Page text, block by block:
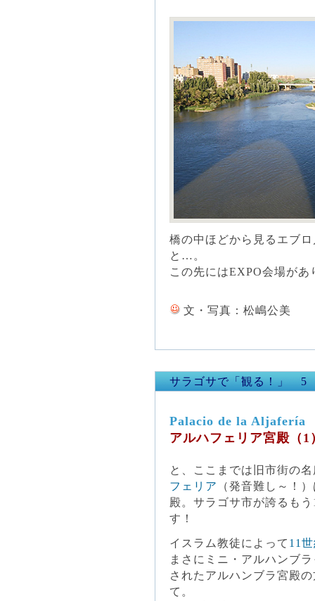
橋の中ほどから見るエブ
と…。
この先にはEXPO会場があ
文・写真：松嶋公美
サラゴサで「観る！」 5
Palacio de la Aljafería
アルハフェリア宮殿（1
と、ここまでは旧市街の
フェリア
（発音難し～！
殿。サラゴサ市が誇るも
す！
イスラム教徒によって 11
まさにミニ・アルハンブ
されたアルハンブラ宮殿
て。